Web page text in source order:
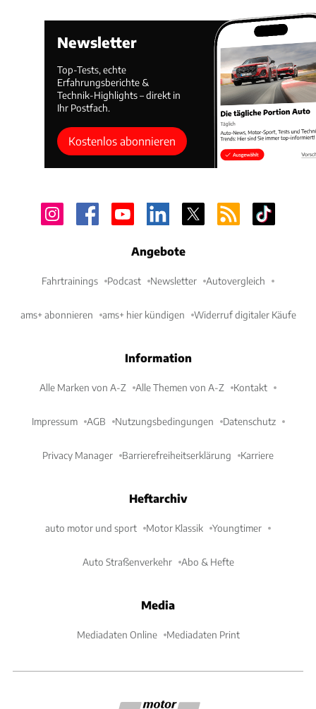
Newsletter
Top-Tests, echte
Erfahrungsberichte &
Technik-Highlights – direkt in
Ihr Postfach.
Kostenlos abonnieren
Angebote
Fahrtrainings Podcast Newsletter Autovergleich
ams+ abonnieren ams+ hier kündigen Widerruf digitaler Käufe
Information
Alle Marken von A-Z Alle Themen von A-Z Kontakt
Impressum AGB Nutzungsbedingungen Datenschutz
Privacy Manager Barrierefreiheitserklärung Karriere
Heftarchiv
auto motor und sport Motor Klassik Youngtimer
Auto Straßenverkehr Abo & Hefte
Media
Mediadaten Online Mediadaten Print